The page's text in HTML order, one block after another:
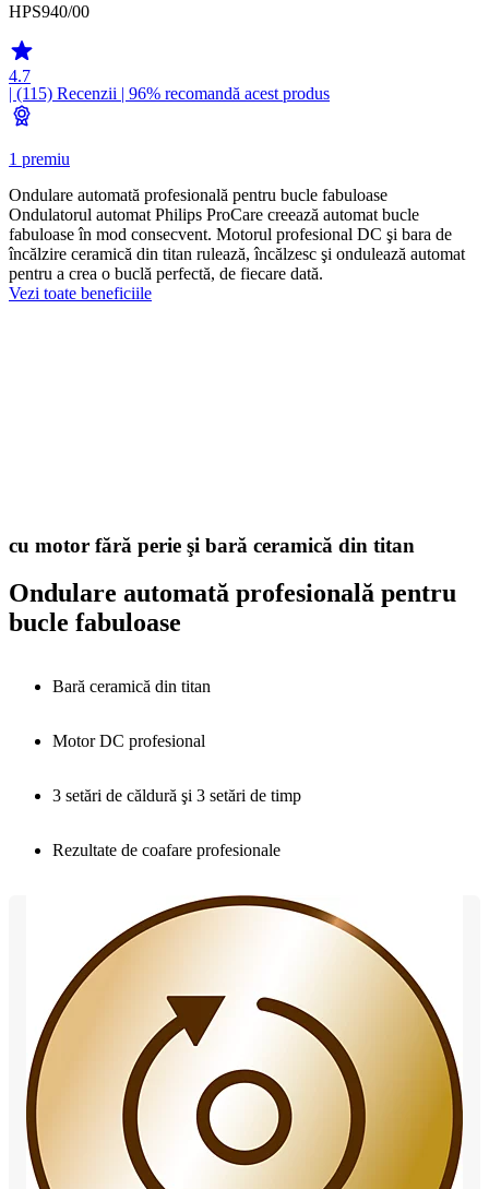
HPS940/00
4.7
| (115) Recenzii | 96% recomandă acest produs
1 premiu
Ondulare automată profesională pentru bucle fabuloase
Ondulatorul automat Philips ProCare creează automat bucle
fabuloase în mod consecvent. Motorul profesional DC şi bara de
încălzire ceramică din titan rulează, încălzesc şi ondulează automat
pentru a crea o buclă perfectă, de fiecare dată.
Vezi toate beneficiile
cu motor fără perie şi bară ceramică din titan
Ondulare automată profesională pentru
bucle fabuloase
Bară ceramică din titan
Motor DC profesional
3 setări de căldură şi 3 setări de timp
Rezultate de coafare profesionale